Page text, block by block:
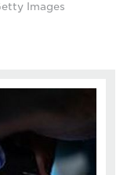
Images